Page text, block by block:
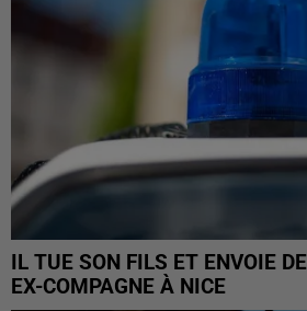
IL TUE SON FILS ET ENVOIE
EX-COMPAGNE À NICE